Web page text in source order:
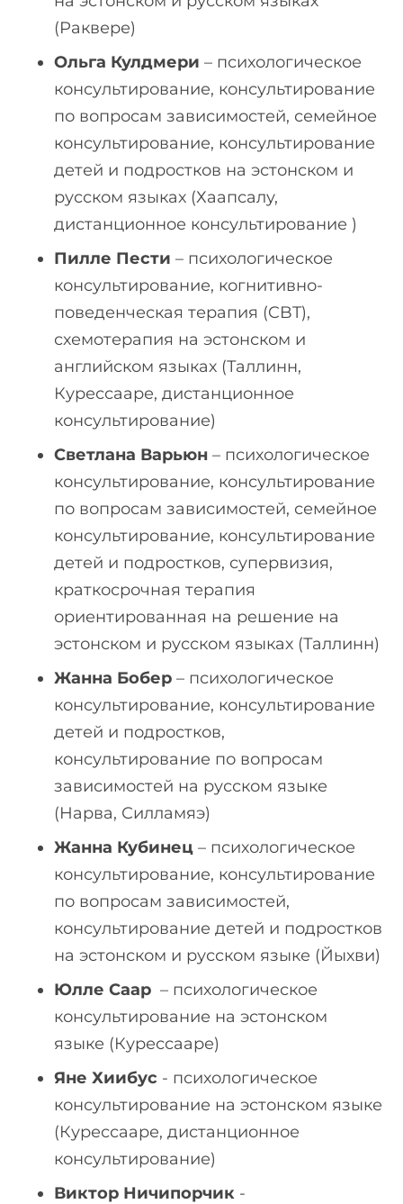
(Раквере)
Ольга Кулдмери – психологическое
консультирование, консультирование
по вопросам зависимостей, семейное
консультирование, консультирование
детей и подростков на эстонском и
русском языках (Хаапсалу,
дистанционное консультирование )
Пилле Пести – психологическое
консультирование, когнитивно-
поведенческая терапия (CBT),
схемoтерапия на эстонском и
английском языках (Таллинн,
Курессааре, дистанционное
консультирование)
Светлана Варьюн – психологическое
консультирование, консультирование
по вопросам зависимостей, семейное
консультирование, консультирование
детей и подростков, супервизия,
краткосрочная терапия
ориентированная на решение на
эстонском и русском языках (Таллинн)
Жанна Бобер – психологическое
консультирование, консультирование
детей и подростков,
консультирование по вопросам
зависимостей на русском языке
(Нарва, Силламяэ)
Жанна Кубинец – психологическое
консультирование, консультирование
по вопросам зависимостей,
консультирование детей и подростков
на эстонском и русском языке (Йыхви)
Юлле Саар – психологическое
консультирование на эстонском
языке (Курессааре)
Яне Хиибус - психологическое
консультирование на эстонском языке
(Курессааре, дистанционное
консультирование)
Виктор Ничипорчик -